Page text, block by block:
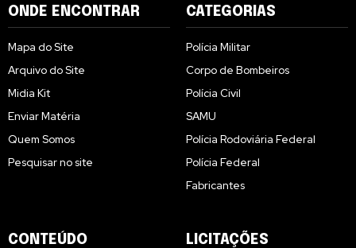
ONDE ENCONTRAR
Mapa do Site
Arquivo do Site
Midia Kit
Enviar Matéria
Quem Somos
Pesquisar no site
CATEGORIAS
Polícia Militar
Corpo de Bombeiros
Polícia Civil
SAMU
Polícia Rodoviária Federal
Polícia Federal
Fabricantes
CONTEÚDO LICITAÇÕES